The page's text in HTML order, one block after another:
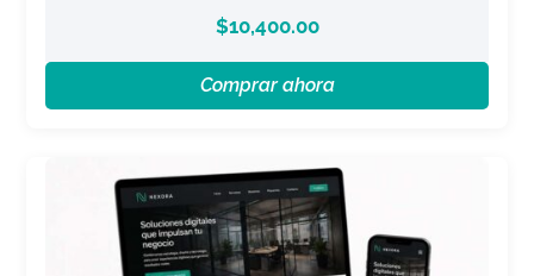
$10,400.00
Comprar ahora